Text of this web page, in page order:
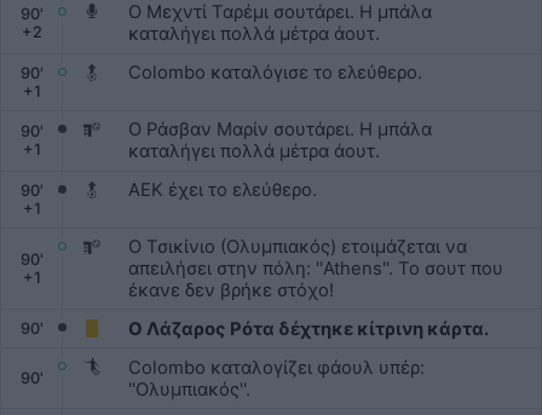
90'
+ 2
Ο Μεχντί Ταρέμι σουτάρει. Η μπάλα
καταλήγει πολλά μέτρα άουτ.
90'
+ 1
Colombo καταλόγισε το ελεύθερο.
90'
+ 1
Ο Ράσβαν Μαρίν σουτάρει. Η μπάλα
καταλήγει πολλά μέτρα άουτ.
90'
+ 1
ΑΕΚ έχει το ελεύθερο.
90'
+ 1
Ο Τσικίνιο (Ολυμπιακός) ετοιμάζεται να
απειλήσει στην πόλη: ''Athens''. Το σουτ που
έκανε δεν βρήκε στόχο!
90' Ο Λάζαρος Ρότα δέχτηκε κίτρινη κάρτα.
90'
Colombo καταλογίζει φάουλ υπέρ:
''Ολυμπιακός''.